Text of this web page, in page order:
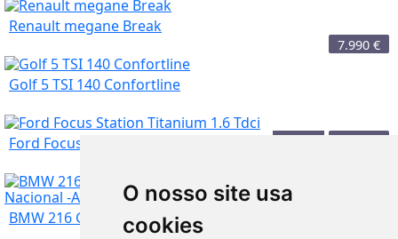
O nosso site usa
cookies
7.990 €
Renault megane Break
Porto 3.500 €
Golf 5 TSI 140 Confortline
Porto
Ford Focus Station Titanium 1.6 Tdci
BMW 216 Gran Coupé d Pack -M- Original 116 cv N...